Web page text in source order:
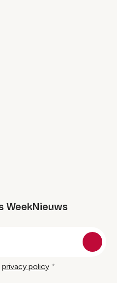
WeekNieuws
privacy policy